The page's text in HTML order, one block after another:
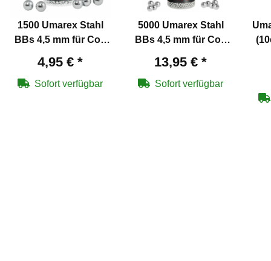
1500 Umarex Stahl
BBs 4,5 mm für Co2
4,95 € *
Sofort verfügbar
5000 Umarex Stahl
BBs 4,5 mm für Co2
13,95 € *
Sofort verfügbar